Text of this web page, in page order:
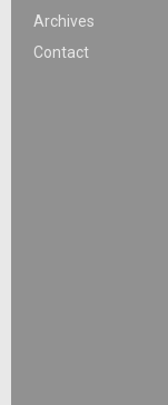
Archives
Contact